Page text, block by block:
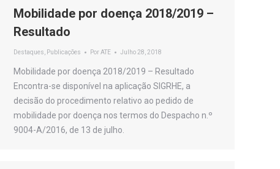
Mobilidade por doença 2018/2019 –
Resultado
Destaques Publicações PorATE Julho 28, 2018
Mobilidade por doença 2018/2019 – Resultado
Encontra-se disponível na aplicação SIGRHE, a
decisão do procedimento relativo ao pedido de
mobilidade por doença nos termos do Despacho n.º
9004-A/2016, de 13 de julho.